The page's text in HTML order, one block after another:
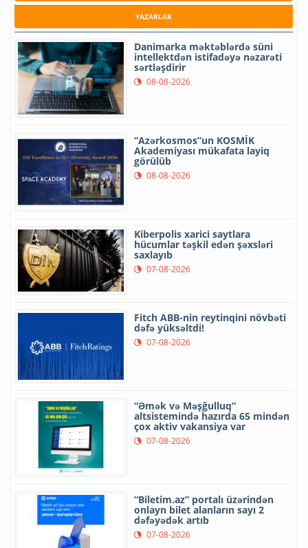
YAZARLAR
Danimarka məktəblərdə süni
intellektdən istifadəyə nəzarəti
sərtləşdirir
08-08-2026
“Azərkosmos”un KOSMİK
Akademiyası mükafata layiq
görülüb
08-08-2026
Kiberpolis xarici saytlara
hücumlar təşkil edən şəxsləri
saxlayıb
07-08-2026
Fitch ABB-nin reytinqini növbəti
dəfə yüksəltdi!
07-08-2026
“Əmək və Məşğulluq”
altsistemində hazırda 65 mindən
çox aktiv vakansiya var
07-08-2026
“Biletim.az” portalı üzərindən
onlayn bilet alanların sayı 2
dəfəyədək artıb
07-08-2026